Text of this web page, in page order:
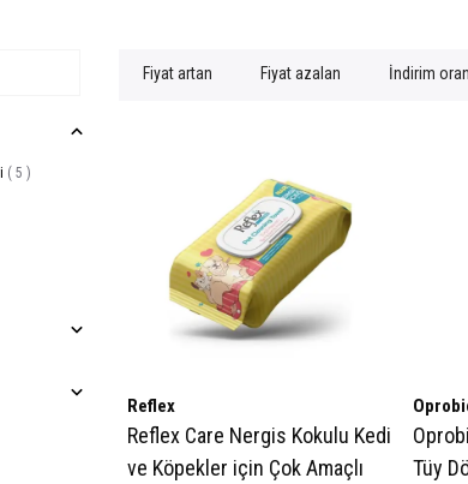
Fiyat artan Fiyat azalan İndirim
( 5 )
Reflex
Reflex Care Nergis Kokulu Kedi
ve Köpekler için Çok Amaçlı
Tüy